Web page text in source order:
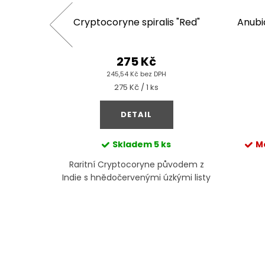
Cryptocoryne spiralis "Red"
245,54 Kč bez DPH
275 Kč
Měrná
cena:
275 Kč / 1 ks
DETAIL
Skladem 5 ks
Raritní Cryptocoryne původem z
Indie s hnědočervenými úzkými listy